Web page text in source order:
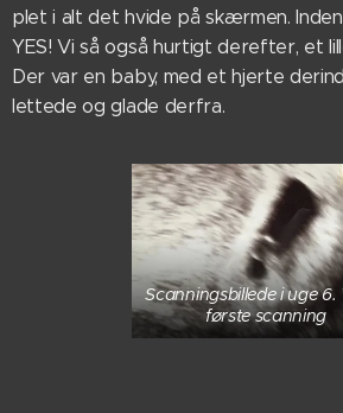
plet i alt det hvide på skærmen.
YES! Vi så også hurtigt derefter, et
Der var en baby, med et hjerte
lettede og glade derfra.
Scanningsbillede i uge 6.
første scanning